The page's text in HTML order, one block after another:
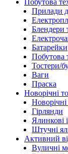
Побутова
Прилади
Блендери
Батарейки
Побутова
Тостери/
Ваги
Праска
Новорічні
Гірлянди
Ялинкові
Штучні
Активний
Вуличні